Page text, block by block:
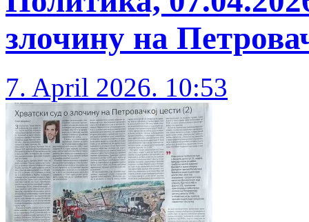
злочину на
7. April 2026. 10:53